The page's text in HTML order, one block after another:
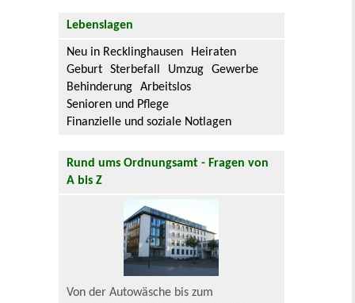
Lebenslagen
Neu in Recklinghausen
Heiraten
Geburt
Sterbefall Umzug
Gewerbe
Behinderung
Arbeitslos
Senioren und Pflege
Finanzielle und soziale Notlagen
Rund ums Ordnungsamt - Fragen von
A bis Z
Von der Autowäsche bis zum